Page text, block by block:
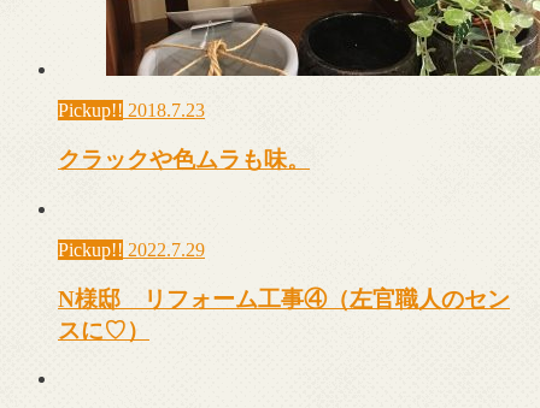
Pickup!! 2018.7.23
クラックや色ムラも味。
Pickup!! 2022.7.29
N様邸 リフォーム工事④（左官職人のセン
スに♡）